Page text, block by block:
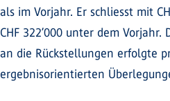
als im Vorjahr. Er schliesst mit
CHF 322’000 unter dem Vorjahr.
an die Rückstellungen erfolgte
ergebnisorientierten